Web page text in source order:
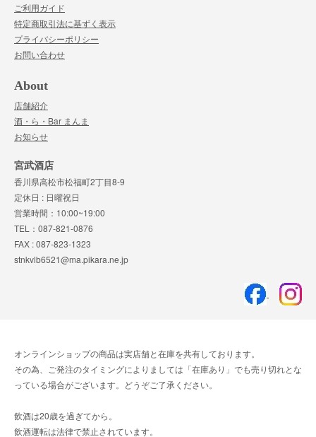
ご利用ガイド
特定商取引法に基ずく表示
プライバシーポリシー
お問い合わせ
About
店舗紹介
酒・ら・Bar まんま
お知らせ
宮武酒店
香川県高松市松福町2丁目8-9
定休日 : 日曜祝日
営業時間：10:00~19:00
TEL：087-821-0876
FAX : 087-823-1323
stnkvlb6521@ma.pikara.ne.jp
オンラインショップの商品は実店舗と在庫を共有しております。
その為、ご発注のタイミングによりましては「在庫あり」でも売り切れとな
っている場合がございます。どうぞご了承ください。
飲酒は20歳を過ぎてから。
飲酒運転は法律で禁止されています。